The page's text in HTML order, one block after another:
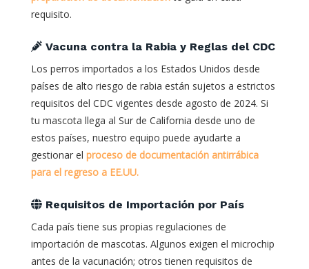
requisito.
Vacuna contra la Rabia y Reglas del CDC
Los perros importados a los Estados Unidos desde
países de alto riesgo de rabia están sujetos a estrictos
requisitos del CDC vigentes desde agosto de 2024. Si
tu mascota llega al Sur de California desde uno de
estos países, nuestro equipo puede ayudarte a
gestionar el proceso de documentación antirrábica
para el regreso a EE.UU.
Requisitos de Importación por País
Cada país tiene sus propias regulaciones de
importación de mascotas. Algunos exigen el microchip
antes de la vacunación; otros tienen requisitos de